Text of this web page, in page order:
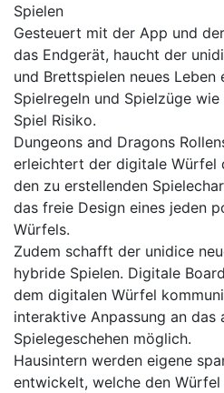
Spielen
Gesteuert mit der App und
das Endgerät, haucht der
und Brettspielen neues
Spielregeln und Spielzüge
Spiel Risiko.
Dungeons and Dragons
erleichtert der digitale Würfel
den zu erstellenden
das freie Design eines jeden
Würfels.
Zudem schafft der unidice
hybride Spielen. Digitale
dem digitalen Würfel
interaktive Anpassung an das
Spielegeschehen möglich.
Hausintern werden eigene
entwickelt, welche den